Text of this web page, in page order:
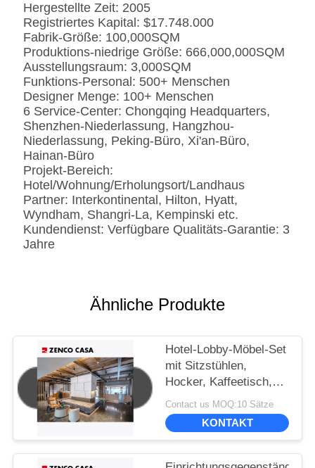
Hergestellte Zeit: 2005
Registriertes Kapital: $17.748.000
Fabrik-Größe: 100,000SQM
Produktions-niedrige Größe: 666,000,000SQM
Ausstellungsraum: 3,000SQM
Funktions-Personal: 500+ Menschen
Designer Menge: 100+ Menschen
6 Service-Center: Chongqing Headquarters,
Shenzhen-Niederlassung, Hangzhou-
Niederlassung, Peking-Büro, Xi'an-Büro,
Hainan-Büro
Projekt-Bereich:
Hotel/Wohnung/Erholungsort/Landhaus
Partner: Interkontinental, Hilton, Hyatt,
Wyndham, Shangri-La, Kempinski etc.
Kundendienst: Verfügbare Qualitäts-Garantie: 3
Jahre
Ähnliche Produkte
Hotel-Lobby-Möbel-Set
mit Sitzstühlen,
Hocker, Kaffeetisch,
Sofa-Kissen
Contact us MOQ:10 Sätze
KONTAKT